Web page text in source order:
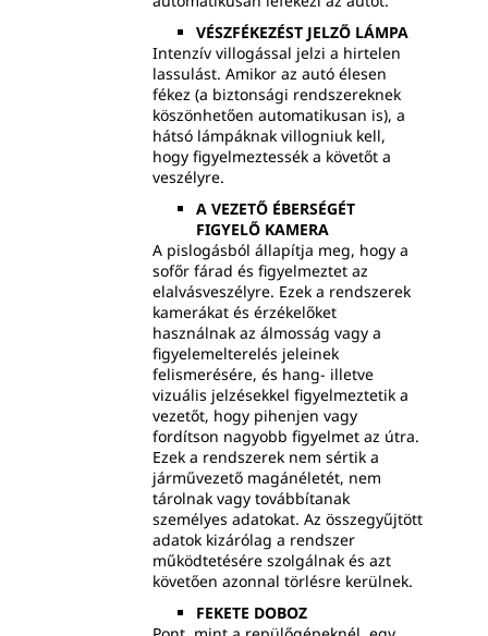
VÉSZFÉKEZÉST JELZŐ LÁMPA
Intenzív villogással jelzi a hirtelen
lassulást. Amikor az autó élesen
fékez (a biztonsági rendszereknek
köszönhetően automatikusan is), a
hátsó lámpáknak villogniuk kell,
hogy figyelmeztessék a követőt a
veszélyre.
A VEZETŐ ÉBERSÉGÉT
FIGYELŐ KAMERA
A pislogásból állapítja meg, hogy a
sofőr fárad és figyelmeztet az
elalvásveszélyre. Ezek a rendszerek
kamerákat és érzékelőket
használnak az álmosság vagy a
figyelemelterelés jeleinek
felismerésére, és hang- illetve
vizuális jelzésekkel figyelmeztetik a
vezetőt, hogy pihenjen vagy
fordítson nagyobb figyelmet az útra.
Ezek a rendszerek nem sértik a
járművezető magánéletét, nem
tárolnak vagy továbbítanak
személyes adatokat. Az összegyűjtött
adatok kizárólag a rendszer
működtetésére szolgálnak és azt
követően azonnal törlésre kerülnek.
FEKETE DOBOZ